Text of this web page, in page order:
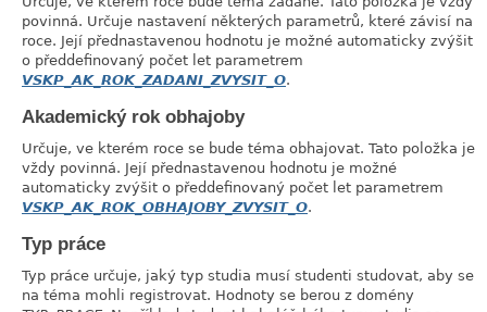
povinná. Určuje nastavení některých parametrů, které závisí na
roce. Její přednastavenou hodnotu je možné automaticky zvýšit
o předdefinovaný počet let parametrem
VSKP_AK_ROK_ZADANI_ZVYSIT_O.
Akademický rok obhajoby
Určuje, ve kterém roce se bude téma obhajovat. Tato položka je
vždy povinná. Její přednastavenou hodnotu je možné
automaticky zvýšit o předdefinovaný počet let parametrem
VSKP_AK_ROK_OBHAJOBY_ZVYSIT_O.
Typ práce
Typ práce určuje, jaký typ studia musí studenti studovat, aby se
na téma mohli registrovat. Hodnoty se berou z domény